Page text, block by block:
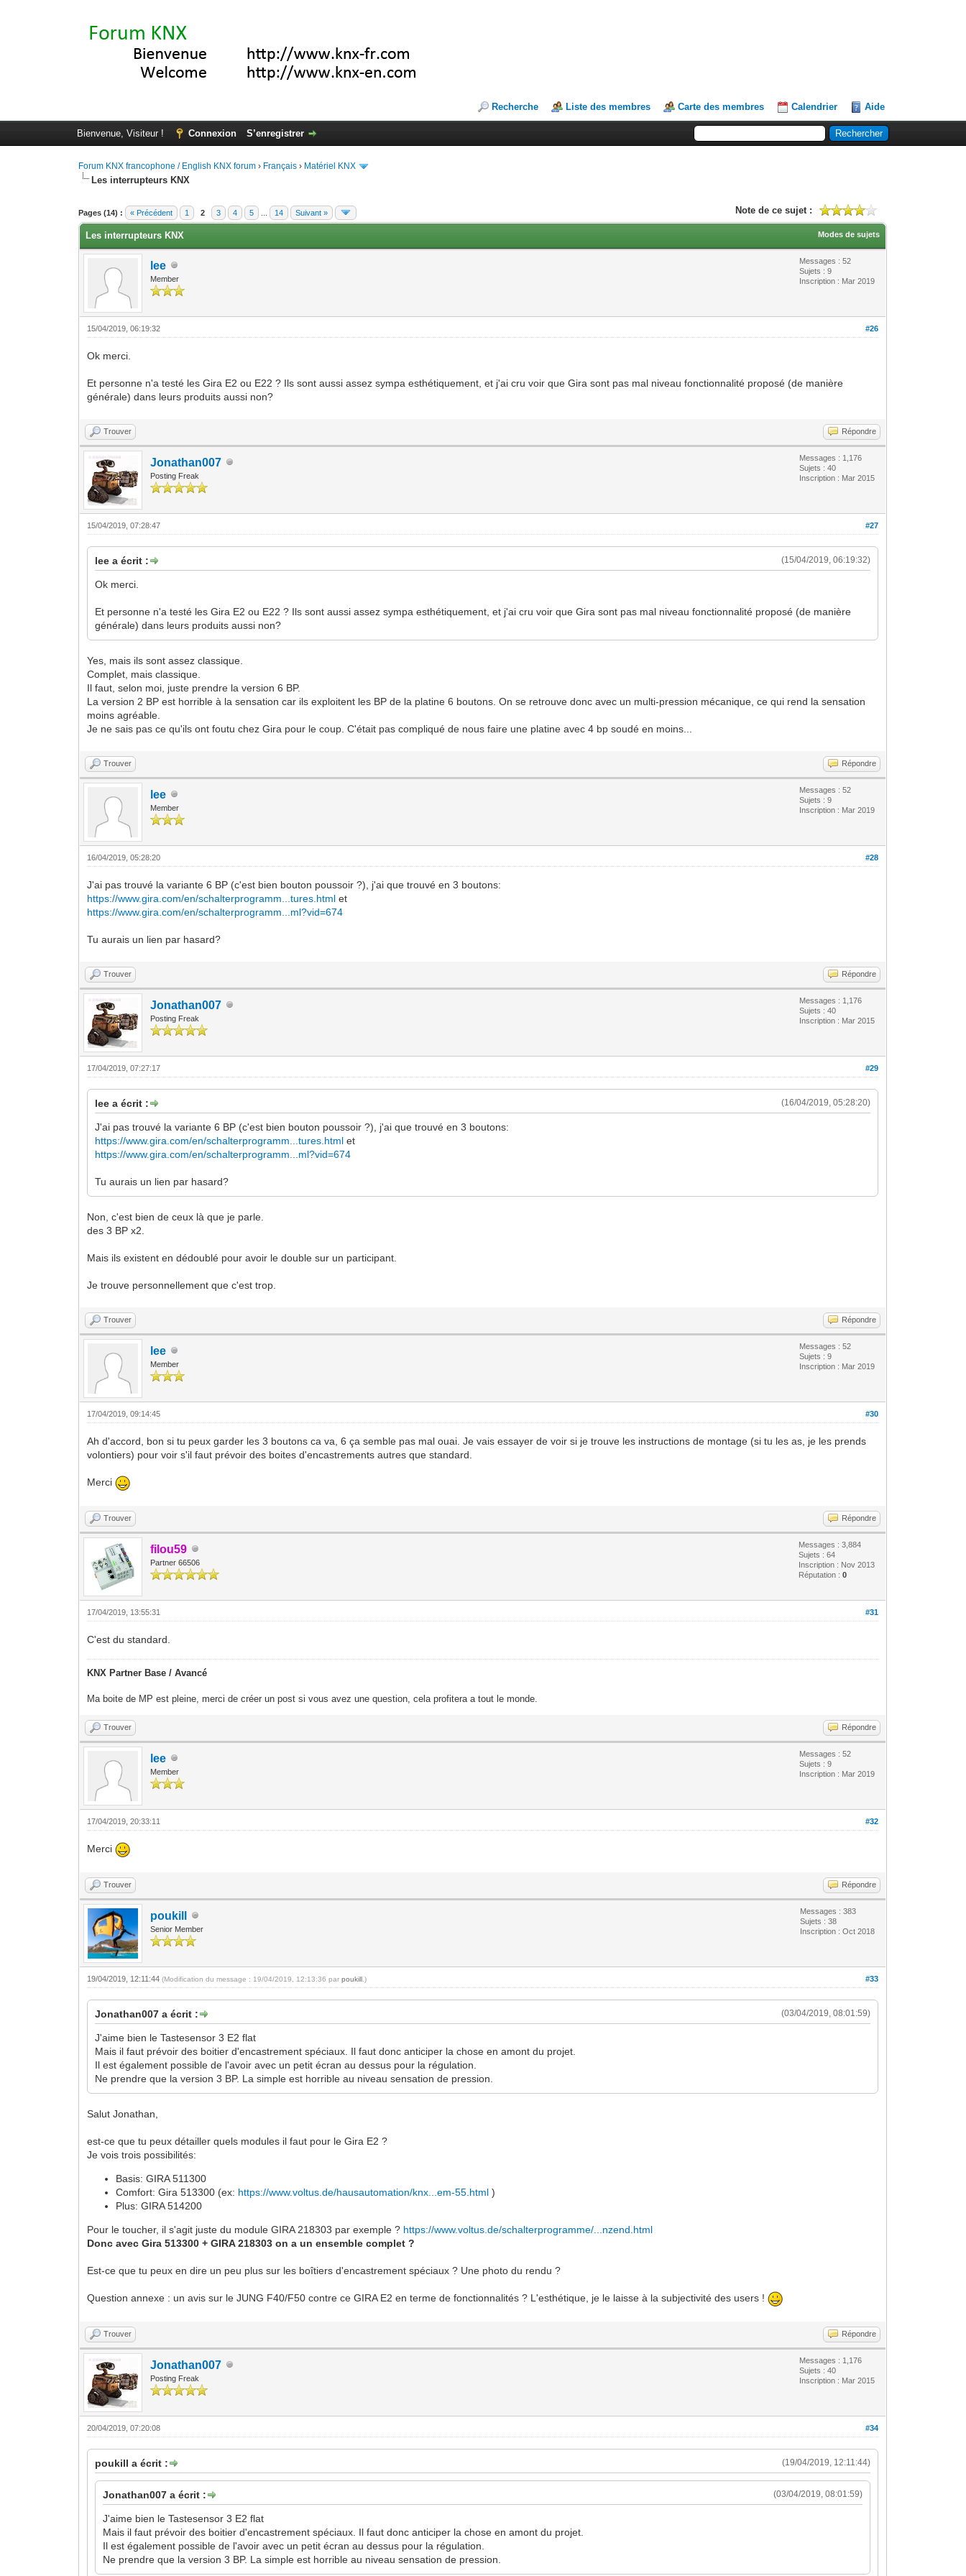
Recherche Liste des membres Carte des membres Calendrier Aide
Bienvenue, Visiteur ! Connexion S’enregistrer
Forum KNX francophone / English KNX forum › Français › Matériel KNX
Les interrupteurs KNX
Pages (14) : « Précédent 1 2 3 4 5 14 Suivant » Note de ce sujet :
Moyenne : 4.2 (5 vote(s))
1
2
3
4
5
Modes de sujets
Les interrupteurs KNX
lee
Member
Messages : 52
Sujets : 9
Inscription : Mar 2019
#26
15/04/2019, 06:19:32
Ok merci.
Et personne n'a testé les Gira E2 ou E22 ? Ils sont aussi assez sympa esthétiquement, et j'ai cru voir que Gira sont pas mal niveau fonctionnalité proposé (de manière
générale) dans leurs produits aussi non?
Trouver Répondre
Jonathan007
Posting Freak
Messages : 1,176
Sujets : 40
Inscription : Mar 2015
#27
15/04/2019, 07:28:47
(15/04/2019, 06:19:32)
lee a écrit :
Ok merci.
Et personne n'a testé les Gira E2 ou E22 ? Ils sont aussi assez sympa esthétiquement, et j'ai cru voir que Gira sont pas mal niveau fonctionnalité proposé (de manière
générale) dans leurs produits aussi non?
Yes, mais ils sont assez classique.
Complet, mais classique.
Il faut, selon moi, juste prendre la version 6 BP.
La version 2 BP est horrible à la sensation car ils exploitent les BP de la platine 6 boutons. On se retrouve donc avec un multi-pression mécanique, ce qui rend la sensation
moins agréable.
Je ne sais pas ce qu'ils ont foutu chez Gira pour le coup. C'était pas compliqué de nous faire une platine avec 4 bp soudé en moins...
Trouver Répondre
lee
Member
Messages : 52
Sujets : 9
Inscription : Mar 2019
#28
16/04/2019, 05:28:20
J'ai pas trouvé la variante 6 BP (c'est bien bouton poussoir ?), j'ai que trouvé en 3 boutons:
https://www.gira.com/en/schalterprogramm...tures.html et
https://www.gira.com/en/schalterprogramm...ml?vid=674
Tu aurais un lien par hasard?
Trouver Répondre
Jonathan007
Posting Freak
Messages : 1,176
Sujets : 40
Inscription : Mar 2015
#29
17/04/2019, 07:27:17
(16/04/2019, 05:28:20)
lee a écrit :
J'ai pas trouvé la variante 6 BP (c'est bien bouton poussoir ?), j'ai que trouvé en 3 boutons:
https://www.gira.com/en/schalterprogramm...tures.html et
https://www.gira.com/en/schalterprogramm...ml?vid=674
Tu aurais un lien par hasard?
Non, c'est bien de ceux là que je parle.
des 3 BP x2.
Mais ils existent en dédoublé pour avoir le double sur un participant.
Je trouve personnellement que c'est trop.
Trouver Répondre
lee
Member
Messages : 52
Sujets : 9
Inscription : Mar 2019
#30
17/04/2019, 09:14:45
Ah d'accord, bon si tu peux garder les 3 boutons ca va, 6 ça semble pas mal ouai. Je vais essayer de voir si je trouve les instructions de montage (si tu les as, je les prends
volontiers) pour voir s'il faut prévoir des boites d'encastrements autres que standard.
Merci
Trouver Répondre
filou59
Partner 66506
Messages : 3,884
Sujets : 64
Inscription : Nov 2013
Réputation :0
#31
17/04/2019, 13:55:31
C'est du standard.
KNX Partner Base / Avancé
Ma boite de MP est pleine, merci de créer un post si vous avez une question, cela profitera a tout le monde.
Trouver Répondre
lee
Member
Messages : 52
Sujets : 9
Inscription : Mar 2019
#32
17/04/2019, 20:33:11
Merci
Trouver Répondre
poukill
Senior Member
Messages : 383
Sujets : 38
Inscription : Oct 2018
#33
19/04/2019, 12:11:44(Modification du message : 19/04/2019, 12:13:36 parpoukill .)
(03/04/2019, 08:01:59)
Jonathan007 a écrit :
J'aime bien le Tastesensor 3 E2 flat
Mais il faut prévoir des boitier d'encastrement spéciaux. Il faut donc anticiper la chose en amont du projet.
Il est également possible de l'avoir avec un petit écran au dessus pour la régulation.
Ne prendre que la version 3 BP. La simple est horrible au niveau sensation de pression.
Salut Jonathan,
est-ce que tu peux détailler quels modules il faut pour le Gira E2 ?
Je vois trois possibilités:
Basis: GIRA 511300
Comfort: Gira 513300 (ex: https://www.voltus.de/hausautomation/knx...em-55.html )
Plus: GIRA 514200
Pour le toucher, il s'agit juste du module GIRA 218303 par exemple ? https://www.voltus.de/schalterprogramme/...nzend.html
Donc avec Gira 513300 + GIRA 218303 on a un ensemble complet ?
Est-ce que tu peux en dire un peu plus sur les boîtiers d'encastrement spéciaux ? Une photo du rendu ?
Question annexe : un avis sur le JUNG F40/F50 contre ce GIRA E2 en terme de fonctionnalités ? L'esthétique, je le laisse à la subjectivité des users !
Trouver Répondre
Jonathan007
Posting Freak
Messages : 1,176
Sujets : 40
Inscription : Mar 2015
#34
20/04/2019, 07:20:08
(19/04/2019, 12:11:44)
poukill a écrit :
(03/04/2019, 08:01:59)
Jonathan007 a écrit :
J'aime bien le Tastesensor 3 E2 flat
Mais il faut prévoir des boitier d'encastrement spéciaux. Il faut donc anticiper la chose en amont du projet.
Il est également possible de l'avoir avec un petit écran au dessus pour la régulation.
Ne prendre que la version 3 BP. La simple est horrible au niveau sensation de pression.